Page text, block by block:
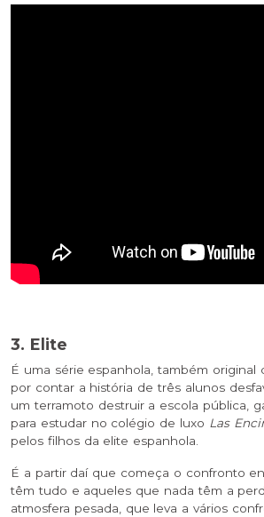
3. Elite
É uma série espanhola, também original
por contar a história de três alunos
um terramoto destruir a escola pública,
para estudar no colégio de luxo Las
pelos filhos da elite espanhola.
É a partir daí que começa o confronto
têm tudo e aqueles que nada têm a
atmosfera pesada, que leva a vários